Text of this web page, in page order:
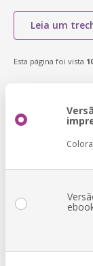
Leia um
Esta página foi vista